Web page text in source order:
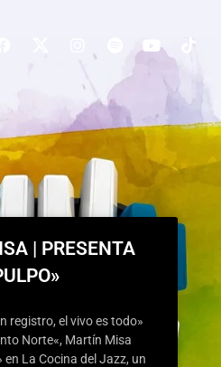
| PRESENTA
registro, el vivo es todo»
Norte«, Martín Misa
en La Cocina del Jazz, un